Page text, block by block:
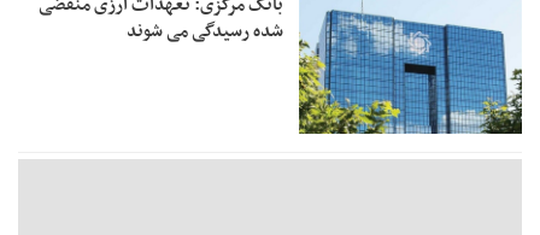
شده رسیدگی می شوند